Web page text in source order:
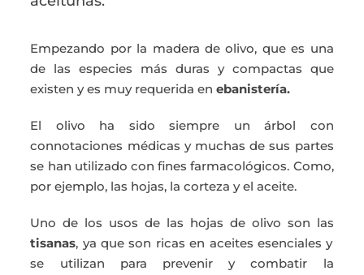
Empezando por la madera de olivo, que es una
de las especies más duras y compactas que
existen y es muy requerida enebanistería.
El olivo ha sido siempre un árbol con
connotaciones médicas y muchas de sus partes
se han utilizado con fines farmacológicos. Como,
por ejemplo, las hojas, la corteza y el aceite.
Uno de los usos de las hojas de olivo son las
tisanas, ya que son ricas en aceites esenciales y
se utilizan para prevenir y combatir la